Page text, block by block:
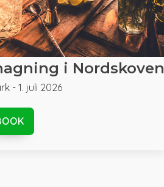
i Nordskoven
- 1. juli 2026